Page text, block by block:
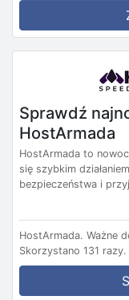
Sprawdź
HostArmada
HostArmada to
się szybkim
bezpieczeństwa i
HostArmada. Ważne
Skorzystano 131 razy.